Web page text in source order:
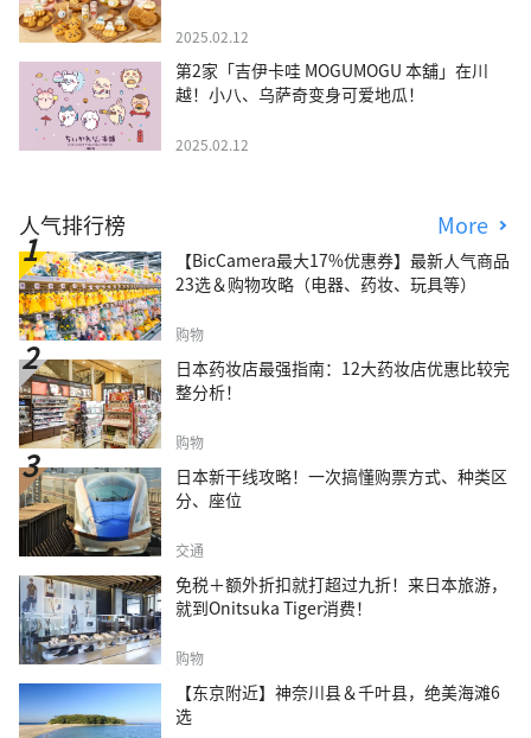
2025.02.12
第2家「吉伊卡哇 MOGUMOGU 本舖」在川
越！小八、乌萨奇变身可爱地瓜！
2025.02.12
人气排行榜 More
【BicCamera最大17%优惠券】最新人气商品
23选＆购物攻略（电器、药妆、玩具等）
购物
日本药妆店最强指南：12大药妆店优惠比较完
整分析！
购物
日本新干线攻略！一次搞懂购票方式、种类区
分、座位
交通
免税＋额外折扣就打超过九折！来日本旅游，
就到Onitsuka Tiger消费！
购物
【东京附近】神奈川县＆千叶县，绝美海滩6
选